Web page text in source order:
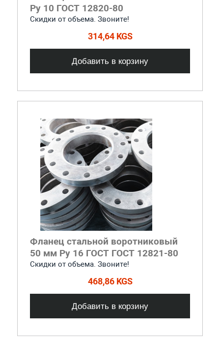
Ру 10 ГОСТ 12820-80
Скидки от объема. Звоните!
314,64 KGS
Добавить в корзину
Фланец стальной воротниковый
50 мм Ру 16 ГОСТ ГОСТ 12821-80
Скидки от объема. Звоните!
468,86 KGS
Добавить в корзину